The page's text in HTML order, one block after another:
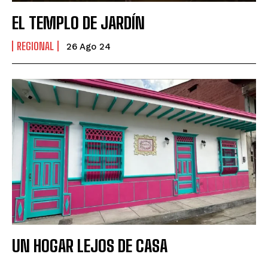
EL TEMPLO DE JARDÍN
REGIONAL 26 Ago 24
UN HOGAR LEJOS DE CASA